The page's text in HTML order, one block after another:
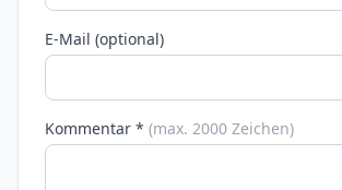
E-Mail (optional)
Kommentar * (max. 2000 Zeichen)